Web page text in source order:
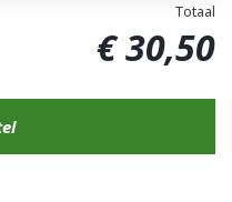
Totaal
€30,50